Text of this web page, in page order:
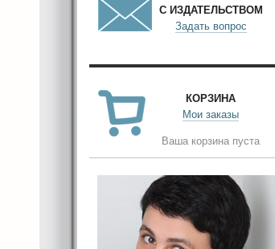
С ИЗДАТЕЛЬСТВОМ
Задать вопрос
КОРЗИНА
Мои заказы
Ваша корзина пуста